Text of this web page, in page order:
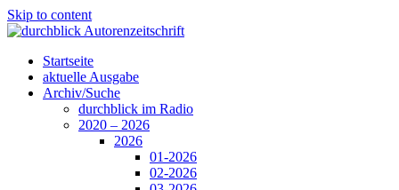
Skip to content
Startseite
aktuelle Ausgabe
Archiv/Suche
durchblick im Radio
2020 – 2026
2026
01-2026
02-2026